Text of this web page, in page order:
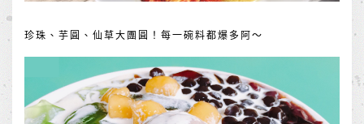
珍珠、芋圓、仙草大團圓！每一碗料都爆多阿～